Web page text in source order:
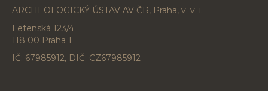
ARCHEOLOGICKÝ ÚSTAV AV ČR, Praha, v. v. i.
Letenská 123/4
118 00 Praha 1
IČ: 67985912, DIČ: CZ67985912